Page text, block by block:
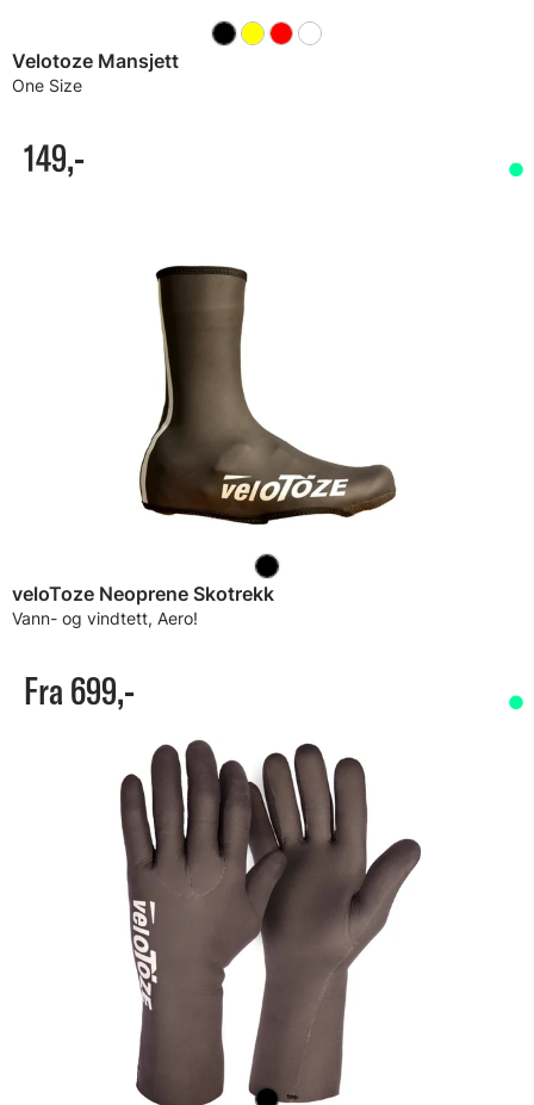
Velotoze Mansjett
One Size
149,-
veloToze Neoprene Skotrekk
Vann- og vindtett, Aero!
Fra 699,-